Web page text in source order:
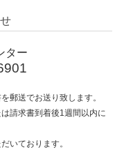
ター
郵送でお送り致します。
請求書到着後1週間以内に
いております。